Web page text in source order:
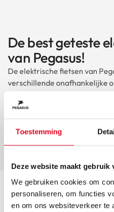
Toestemming
Deze website maakt gebruik
We gebruiken cookies om
personaliseren, om functies
en om ons websiteverkeer te
De best geteste
van Pegasus!
De elektrische fietsen van
verschillende onafhankelijke
jaren op rij als beste
gekomen en scoort de
een 8,7.
Bekijk alle resultaten